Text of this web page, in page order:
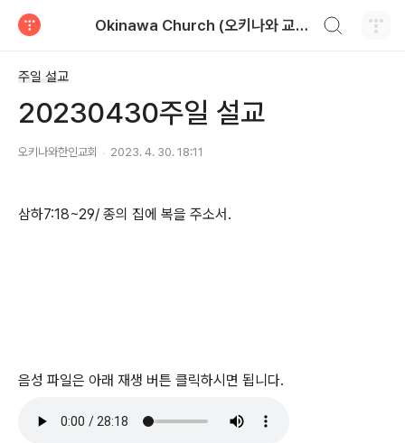
Okinawa Church (오키나와 교회)
주일 설교
20230430주일 설교
오키나와한인교회 2023. 4. 30. 18:11
삼하7:18~29/ 종의 집에 복을 주소서.
음성 파일은 아래 재생 버튼 클릭하시면 됩니다.